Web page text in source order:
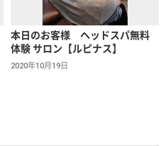
本日のお客様 ヘッドスパ無料
体験 サロン【ルピナス】
2020年10月19日